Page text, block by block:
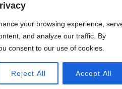
your browsing experience,
and analyze our traffic. By
consent to our use of cookies.
Reject All Accept All